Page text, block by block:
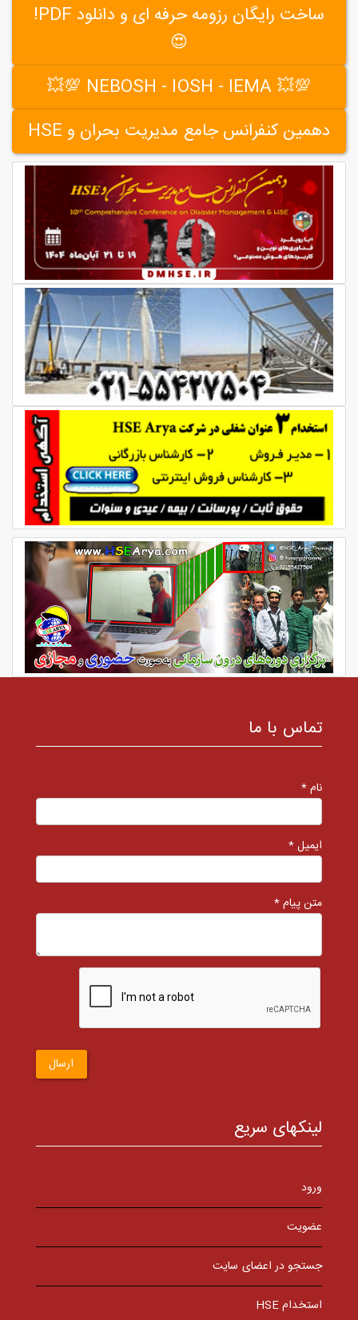
ساخت رایگان رزومه حرفه ای و دانلود PDF!
😍
💯💥 NEBOSH - IOSH - IEMA 💯💥
دهمین کنفرانس جامع مدیریت بحران و HSE
تماس با ما
نام *
ایمیل *
متن پیام *
ارسال
لینکهای سریع
ورود
عضویت
جستجو در اعضای سایت
استخدام HSE